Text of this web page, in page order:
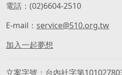
電話：(02)6604-2510
E-mail： service@510.org.tw
加入一起夢想
立案字號 台內社字第